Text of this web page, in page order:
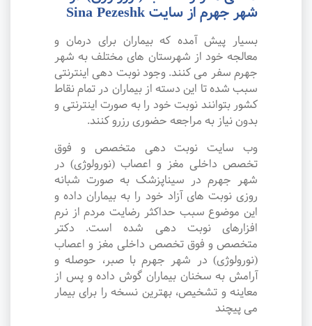
شهر جهرم از سایت Sina Pezeshk
بسیار پیش آمده که بیماران برای درمان و
معالجه خود از شهرستان های مختلف به شهر
جهرم سفر می کنند. وجود نوبت دهی اینترنتی
سبب شده تا این دسته از بیماران در تمام نقاط
کشور بتوانند نوبت خود را به صورت اینترنتی و
بدون نیاز به مراجعه حضوری رزرو کنند.
وب سایت نوبت دهی متخصص و فوق
تخصص داخلی مغز و اعصاب (نورولوژی) در
شهر جهرم در سیناپزشک به صورت شبانه
روزی نوبت های آزاد خود را به بیماران داده و
این موضوع سبب حداکثر رضایت مردم از نرم
افزارهای نوبت دهی شده است. دکتر
متخصص و فوق تخصص داخلی مغز و اعصاب
(نورولوژی) در شهر جهرم با صبر، حوصله و
آرامش به سخنان بیماران گوش داده و پس از
معاینه و تشخیص، بهترین نسخه را برای بیمار
می پیچند